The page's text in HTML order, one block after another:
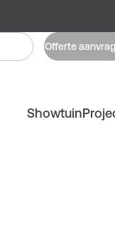
Offerte
Showtuin